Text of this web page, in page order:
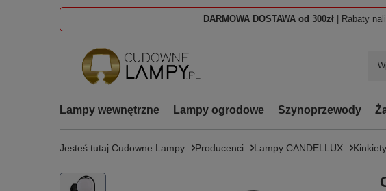
DARMOWA DOSTAWA od 300zł | Rabaty
Lampy wewnętrzne Lampy ogrodowe Szynoprzewody
Jesteś tutaj:Cudowne Lampy Producenci Lampy CANDELLUX